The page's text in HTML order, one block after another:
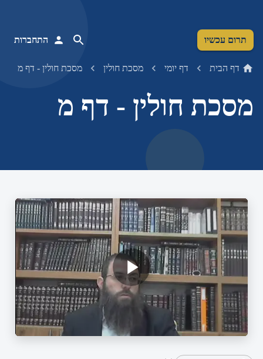
תרום עכשיו התחברות
דף הבית דף יומי מסכת חולין מסכת חולין - דף מ
מסכת חולין - דף מ